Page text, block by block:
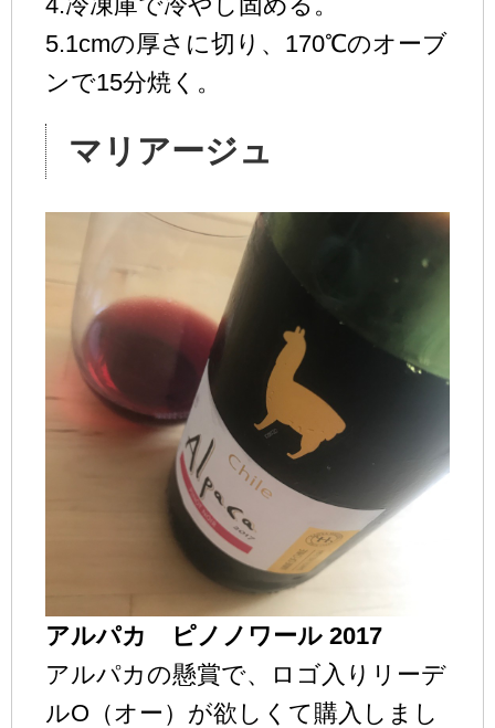
5.1cmの厚さに切り、170℃のオーブ
ンで15分焼く。
マリアージュ
アルパカ ピノノワール 2017
アルパカの懸賞で、ロゴ入りリーデ
ルO（オー）が欲しくて購入しまし